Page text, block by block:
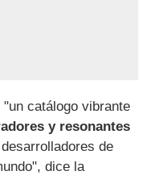
catálogo vibrante
y resonantes
de
dice la